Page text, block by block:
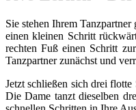
Sie stehen Ihrem
einen kleinen Schritt
rechten Fuß einen Schritt
Tanzpartner zunächst und
Jetzt schließen sich drei
Die Dame tanzt dieselben